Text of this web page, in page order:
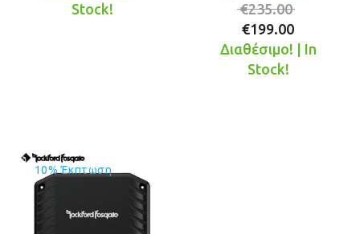
Stock!
€235.00
was:
€199.00
Διαθέσιμο! | In
Stock!
10% Έκπτωση